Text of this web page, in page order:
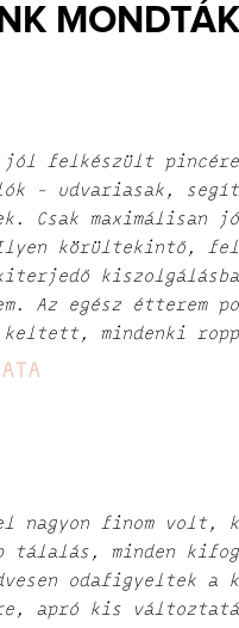
MONDTÁK
jól felkészült
- udvariasak,
Csak maximálisan
Ilyen körültekintő,
Az egész étterem
keltett, mindenki
nagyon finom volt,
tálalás, minden
odafigyeltek a
apró kis